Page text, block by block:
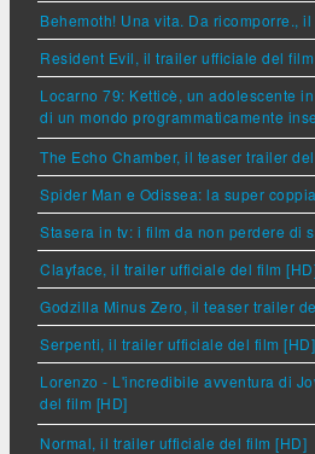
Behemoth! Una vita. Da ricomporre.,
Resident Evil, il trailer ufficiale del
Locarno 79: Ketticè, un adolescente
di un mondo programmaticamente
The Echo Chamber, il teaser trailer
Spider Man e Odissea: la super
Stasera in tv: i film da non perdere di
Clayface, il trailer ufficiale del film
Godzilla Minus Zero, il teaser trailer
Serpenti, il trailer ufficiale del film [HD]
Lorenzo - L'incredibile avventura di
del film [HD]
Normal, il trailer ufficiale del film [HD]